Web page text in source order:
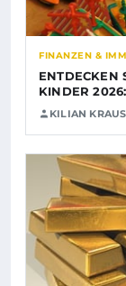
FINANZEN &
ENTDECKEN
KINDER
KILIAN